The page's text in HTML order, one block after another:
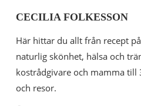
CECILIA FOLKESSON
Här hittar du allt från recept
naturlig skönhet, hälsa och
kostrådgivare och mamma
och resor.